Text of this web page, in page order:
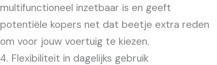
multifunctioneel inzetbaar is en geeft
potentiële kopers net dat beetje extra reden
om voor jouw voertuig te kiezen.
4. Flexibiliteit in dagelijks gebruik